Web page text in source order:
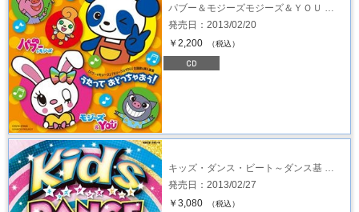
パブー＆モジーズモジーズ＆ＹＯＵ …
発売日：2013/02/20
￥2,200
（税込）
キッズ・ダンス・ビート～ダンス基 …
発売日：2013/02/27
￥3,080
（税込）